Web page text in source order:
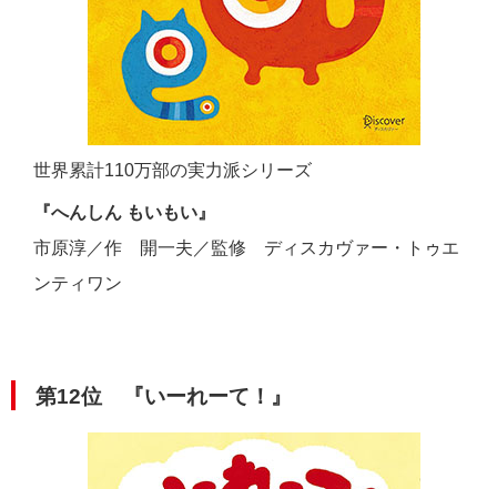
世界累計110万部の実力派シリーズ
『へんしん もいもい』
市原淳／作 開一夫／監修 ディスカヴァー・トゥエ
ンティワン
第12位 『いーれーて！』